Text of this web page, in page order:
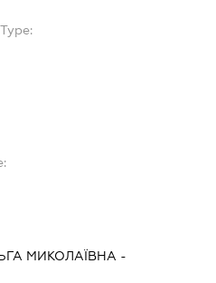
МИКОЛАЇВНА -